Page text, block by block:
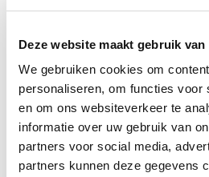
Deze website maakt gebruik van
We gebruiken cookies om
personaliseren, om functies voor
en om ons websiteverkeer te
informatie over uw gebruik van
partners voor social media,
partners kunnen deze gegevens
mensen in andere sectoren
vorming van een Werkhuis,
snel mogelijk van-werk-
bemiddeld, heeft door deze
nog maar meer urgentie